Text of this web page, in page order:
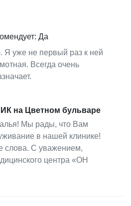
Да
Я уже не первый раз к ней
Всегда очень
на Цветном бульваре
Мы рады, что Вам
в нашей клинике!
слова. С уважением,
центра «ОН